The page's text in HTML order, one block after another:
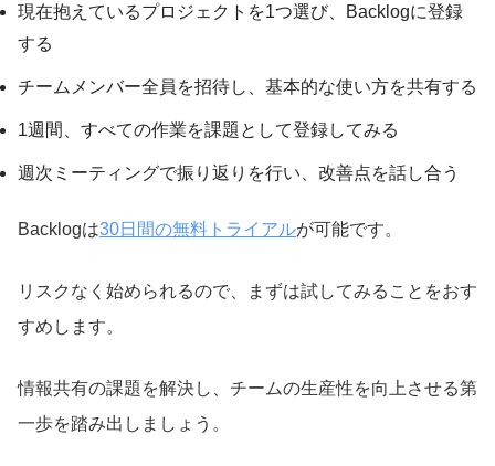
現在抱えているプロジェクトを1つ選び、Backlogに登録
する
チームメンバー全員を招待し、基本的な使い方を共有する
1週間、すべての作業を課題として登録してみる
週次ミーティングで振り返りを行い、改善点を話し合う
Backlogは30日間の無料トライアルが可能です。
リスクなく始められるので、まずは試してみることをおす
すめします。
情報共有の課題を解決し、チームの生産性を向上させる第
一歩を踏み出しましょう。